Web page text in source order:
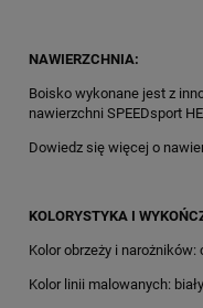
NAWIERZCHNIA:
Boisko wykonane jest z
nawierzchni SPEEDsport
Dowiedz się więcej o
KOLORYSTYKA I
Kolor obrzeży i
Kolor linii malowanych: